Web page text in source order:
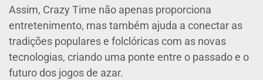
Assim, Crazy Time não apenas proporciona
entretenimento, mas também ajuda a conectar as
tradições populares e folclóricas com as novas
tecnologias, criando uma ponte entre o passado e o
futuro dos jogos de azar.